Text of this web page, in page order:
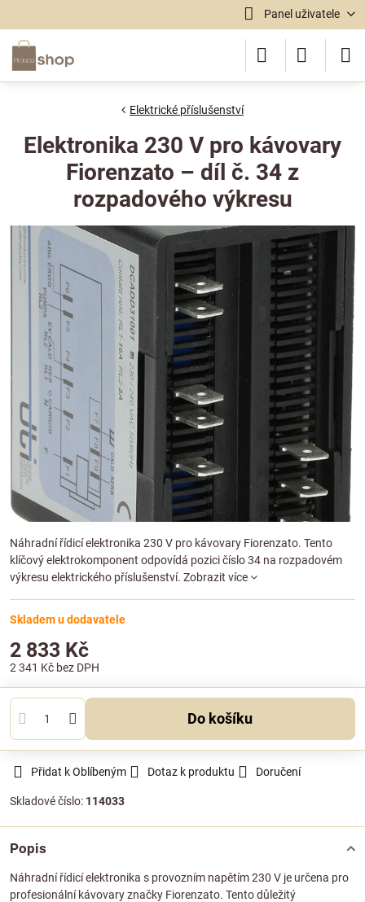
Panel uživatele
Elektrické příslušenství
Elektronika 230 V pro kávovary
Fiorenzato – díl č. 34 z
rozpadového výkresu
Náhradní řídicí elektronika 230 V pro kávovary Fiorenzato. Tento
klíčový elektrokomponent odpovídá pozici číslo 34 na rozpadovém
výkresu elektrického příslušenství. Zobrazit více
Skladem u dodavatele
2 833 Kč
2 341 Kč bez DPH
Do košíku
Přidat k Oblíbeným Dotaz k produktu Doručení
Skladové číslo: 114033
Popis
Náhradní řídicí elektronika s provozním napětím 230 V je určena pro
profesionální kávovary značky Fiorenzato. Tento důležitý